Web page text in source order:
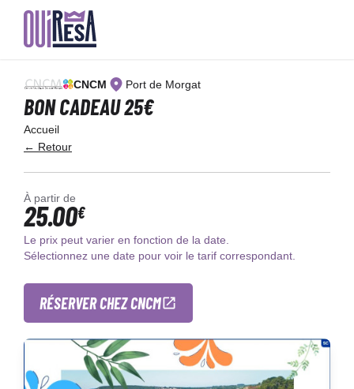
contenu
principal
CNCM Port de Morgat
BON CADEAU 25€
Accueil
← Retour
À partir de
25.00€
Le prix peut varier en fonction de la date.
Sélectionnez une date pour voir le tarif correspondant.
RÉSERVER CHEZ CNCM